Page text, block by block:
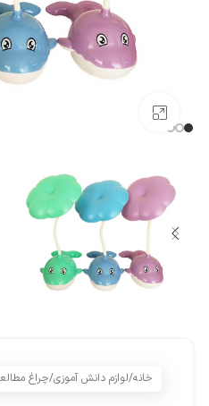
خانه/لوازم دانش آموزی/چراغ